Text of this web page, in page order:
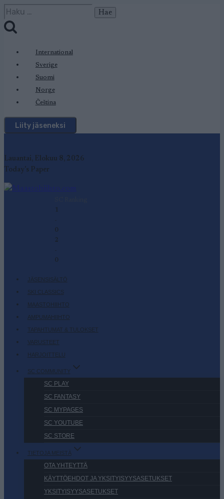
Siirry
sisältöön
Haku:
International
Sverige
Suomi
Norge
Čeština
Liity jäseneksi
Lauantai, Elokuu 8, 2026
Today's Paper
1
-
0
2
-
0
JÄSENSISÄLTÖ
SKI CLASSICS
MAASTOHIIHTO
AMPUMAHIIHTO
TAPAHTUMAT & TULOKSET
VARUSTEET
HARJOITTELU
SC COMMUNITY
SC PLAY
SC FANTASY
SC MYPAGES
SC YOUTUBE
SC STORE
TIETOJA MEISTÄ
OTA YHTEYTTÄ
KÄYTTÖEHDOT JA YKSITYISYYSASETUKSET
YKSITYISYYSASETUKSET